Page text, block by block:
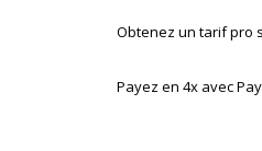
Obtenez un tarif pro
Payez en 4x avec